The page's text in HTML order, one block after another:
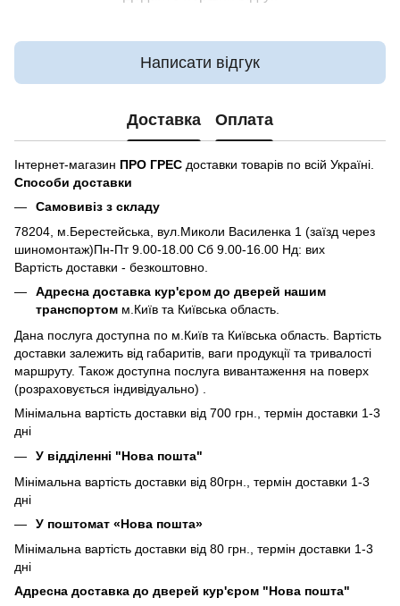
Написати відгук
Доставка Оплата
Інтернет-магазин ПРО ГРЕС доставки товарів по всій Україні.
Способи доставки
Самовивіз з складу
78204, м.Берестейська, вул.Миколи Василенка 1 (заїзд через
шиномонтаж)Пн-Пт 9.00-18.00 Сб 9.00-16.00 Нд: вих
Вартість доставки - безкоштовно.
Адресна доставка кур'єром до дверей нашим
транспортом м.Київ та Київська область.
Дана послуга доступна по м.Київ та Київська область. Вартість
доставки залежить від габаритів, ваги продукції та тривалості
маршруту. Також доступна послуга вивантаження на поверх
(розраховується індивідуально) .
Мінімальна вартість доставки від 700 грн., термін доставки 1-3
дні
У відділенні "Нова пошта"
Мінімальна вартість доставки від 80грн., термін доставки 1-3
дні
У поштомат «Нова пошта»
Мінімальна вартість доставки від 80 грн., термін доставки 1-3
дні
Адресна доставка до дверей кур'єром "Нова пошта"